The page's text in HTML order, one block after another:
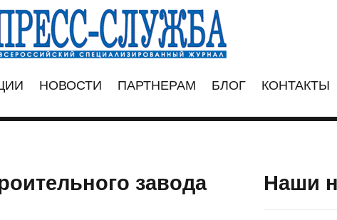
НОВОСТИ ПАРТНЕРАМ БЛОГ КОНТАКТЫ
завода
Наши